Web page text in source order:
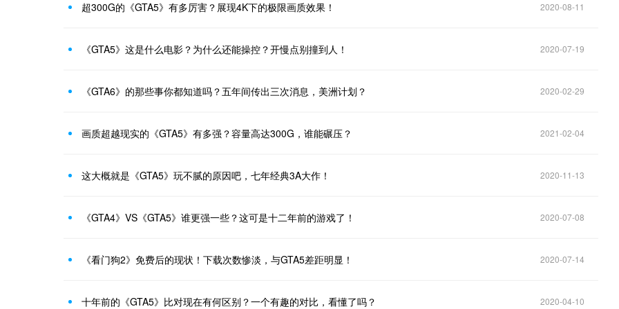
超300G的《GTA5》有多厉害？展现4K下的极限画质效果！ 2020-08-11
《GTA5》这是什么电影？为什么还能操控？开慢点别撞到人！ 2020-07-19
《GTA6》的那些事你都知道吗？五年间传出三次消息，美洲计划？ 2020-02-29
画质超越现实的《GTA5》有多强？容量高达300G，谁能碾压？ 2021-02-04
这大概就是《GTA5》玩不腻的原因吧，七年经典3A大作！ 2020-11-13
《GTA4》VS《GTA5》谁更强一些？这可是十二年前的游戏了！ 2020-07-08
《看门狗2》免费后的现状！下载次数惨淡，与GTA5差距明显！ 2020-07-14
十年前的《GTA5》比对现在有何区别？一个有趣的对比，看懂了吗？ 2020-04-10